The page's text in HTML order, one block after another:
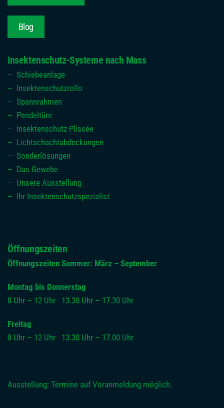
Blog
Insektenschutz-Systeme nach Mass
– Schiebeanlage
– Insektenschutzrollo
– Spannrahmen
– Pendeltüre
– Insektenschutz-Plissée
– Lichtschachtabdeckungen
– Sonderlösungen
– Das Gewebe
– Unsere Ausstellung
– Ihr Insektenschutzspezialist
Öffnungszeiten
Öffnungszeiten Sommer: März – September
Montag bis Donnerstag
8 Uhr – 12 Uhr 13.30 Uhr – 17.30 Uhr
Freitag
8 Uhr – 12 Uhr 13.30 Uhr – 17.00 Uhr
Ausstellung: Termine auf Voranmeldung möglich.